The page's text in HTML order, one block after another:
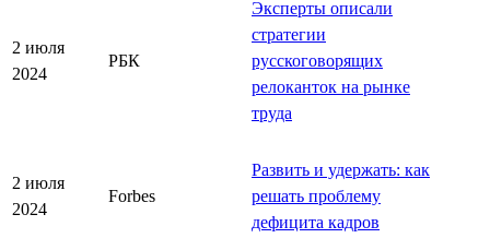
2 июля
2024
РБК
Эксперты описали
стратегии
русскоговорящих
релоканток на рынке
труда
2 июля
2024
Forbes
Развить и удержать: как
решать проблему
дефицита кадров